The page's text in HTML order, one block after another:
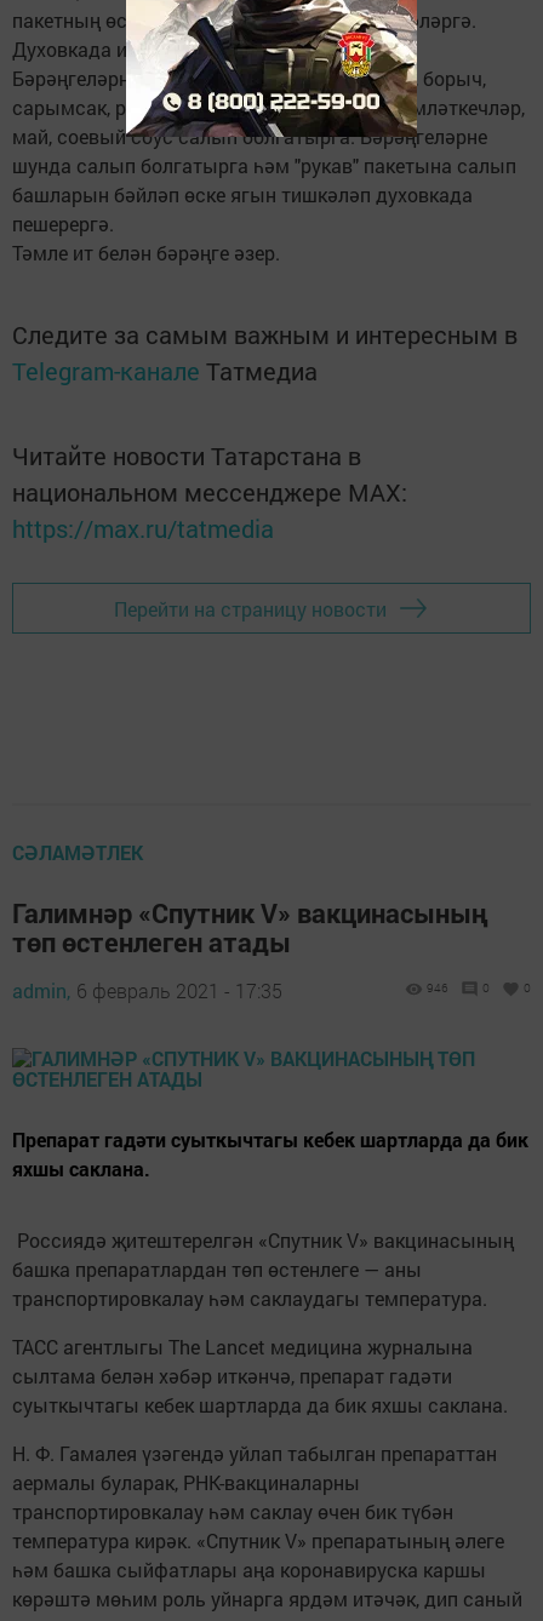
пакетның өске ягын бер ничә җирдән тишкәләргә.
Духовкада ике сәгать пешерергә.
Бәрәңгеләрне икегә бүлергә. Майонезга тоз, борыч,
сарымсак, розмарин, куркума һәм төрле тәмләткечләр,
май, соевый соус салып болгатырга. Бәрәңгеләрне
шунда салып болгатырга һәм "рукав" пакетына салып
башларын бәйләп өске ягын тишкәләп духовкада
пешерергә.
Тәмле ит белән бәрәңге әзер.
Следите за самым важным и интересным в
Telegram-канале Татмедиа
Читайте новости Татарстана в
национальном мессенджере MАХ:
https://max.ru/tatmedia
Перейти на страницу новости
СӘЛАМӘТЛЕК
Галимнәр «Спутник V» вакцинасының
төп өстенлеген атады
admin, 6 февраль 2021 - 17:35 946 0 0
Препарат гадәти суыткычтагы кебек шартларда да бик
яхшы саклана.
Россиядә җитештерелгән «Спутник V» вакцинасының
башка препаратлардан төп өстенлеге — аны
транспортировкалау һәм саклаудагы температура.
ТАСС агентлыгы The Lancet медицина журналына
сылтама белән хәбәр иткәнчә, препарат гадәти
суыткычтагы кебек шартларда да бик яхшы саклана.
Н. Ф. Гамалея үзәгендә уйлап табылган препараттан
аермалы буларак, РНК-вакциналарны
транспортировкалау һәм саклау өчен бик түбән
температура кирәк. «Спутник V» препаратының әлеге
һәм башка сыйфатлары аңа коронавируска каршы
көрәштә мөһим роль уйнарга ярдәм итәчәк, дип саный